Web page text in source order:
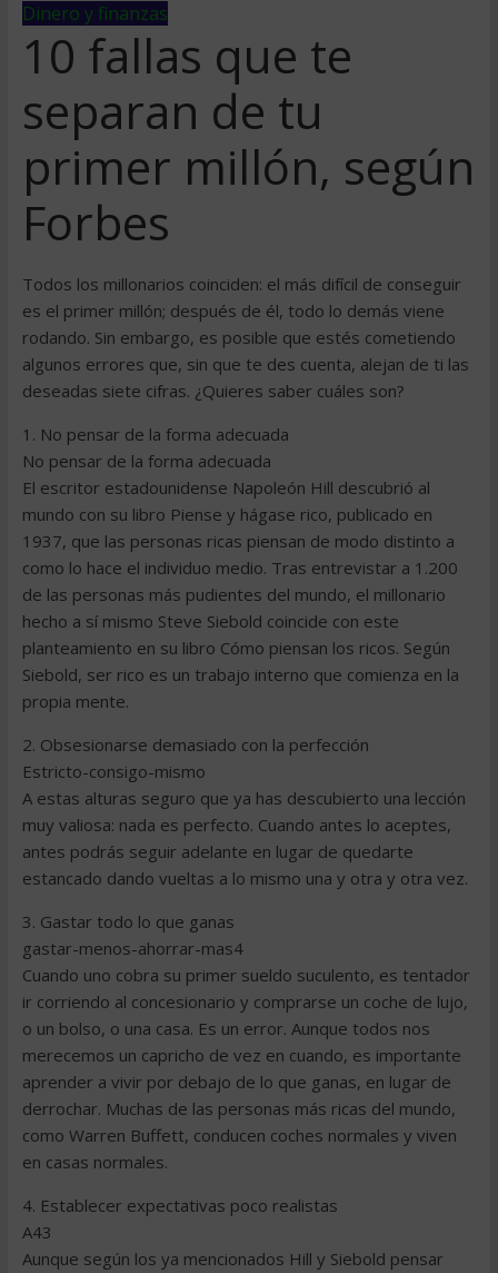
Dinero y finanzas
10 fallas que te
separan de tu
primer millón, según
Forbes
Todos los millonarios coinciden: el más difícil de conseguir
es el primer millón; después de él, todo lo demás viene
rodando. Sin embargo, es posible que estés cometiendo
algunos errores que, sin que te des cuenta, alejan de ti las
deseadas siete cifras. ¿Quieres saber cuáles son?
1. No pensar de la forma adecuada
No pensar de la forma adecuada
El escritor estadounidense Napoleón Hill descubrió al
mundo con su libro Piense y hágase rico, publicado en
1937, que las personas ricas piensan de modo distinto a
como lo hace el individuo medio. Tras entrevistar a 1.200
de las personas más pudientes del mundo, el millonario
hecho a sí mismo Steve Siebold coincide con este
planteamiento en su libro Cómo piensan los ricos. Según
Siebold, ser rico es un trabajo interno que comienza en la
propia mente.
2. Obsesionarse demasiado con la perfección
Estricto-consigo-mismo
A estas alturas seguro que ya has descubierto una lección
muy valiosa: nada es perfecto. Cuando antes lo aceptes,
antes podrás seguir adelante en lugar de quedarte
estancado dando vueltas a lo mismo una y otra y otra vez.
3. Gastar todo lo que ganas
gastar-menos-ahorrar-mas4
Cuando uno cobra su primer sueldo suculento, es tentador
ir corriendo al concesionario y comprarse un coche de lujo,
o un bolso, o una casa. Es un error. Aunque todos nos
merecemos un capricho de vez en cuando, es importante
aprender a vivir por debajo de lo que ganas, en lugar de
derrochar. Muchas de las personas más ricas del mundo,
como Warren Buffett, conducen coches normales y viven
en casas normales.
4. Establecer expectativas poco realistas
A43
Aunque según los ya mencionados Hill y Siebold pensar